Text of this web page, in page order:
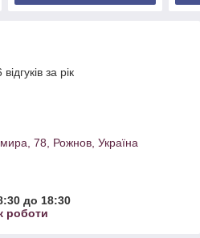
за рік
78, Рожнов, Україна
до 18:30
роботи